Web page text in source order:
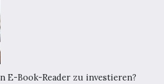
E-Book-Reader zu investieren?